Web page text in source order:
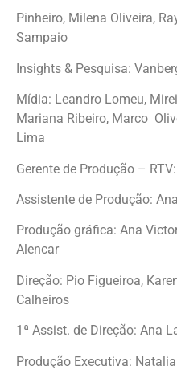
Pinheiro, Milena Oliveira,
Sampaio
Insights & Pesquisa:
Mídia: Leandro Lomeu,
Mariana Ribeiro, Marco
Lima
Gerente de Produção –
Assistente de Produção:
Produção gráfica: Ana
Alencar
Direção: Pio Figueiroa,
Calheiros
1ª Assist. de Direção: Ana
Produção Executiva: